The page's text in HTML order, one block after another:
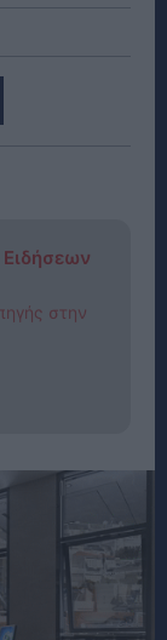
στην